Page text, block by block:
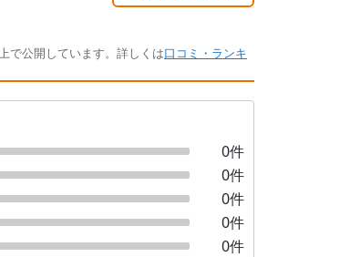
で公開しています。詳しくは口コミ・ランキ
0件
0件
0件
0件
0件